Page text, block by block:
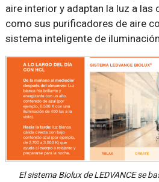
aire interior y adaptan la luz a las
como sus purificadores de aire
sistema inteligente de
El sistema Biolux de LEDVANCE se